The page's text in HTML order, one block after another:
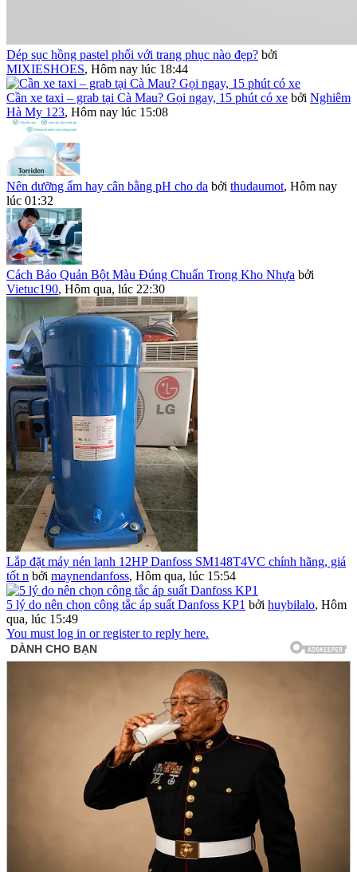
Dép sục hồng pastel phối với trang phục nào đẹp? bởi
MIXIESHOES, Hôm nay lúc 18:44
Cần xe taxi – grab tại Cà Mau? Gọi ngay, 15 phút có xe bởi Nghiêm
Hà My 123, Hôm nay lúc 15:08
Nên dưỡng ẩm hay cân bằng pH cho da bởi thudaumot, Hôm nay
lúc 01:32
Cách Bảo Quản Bột Màu Đúng Chuẩn Trong Kho Nhựa bởi
Vietuc190, Hôm qua, lúc 22:30
Lắp đặt máy nén lạnh 12HP Danfoss SM148T4VC chính hãng, giá
tốt n bởi maynendanfoss, Hôm qua, lúc 15:54
5 lý do nên chọn công tắc áp suất Danfoss KP1 bởi huybilalo, Hôm
qua, lúc 15:49
You must log in or register to reply here.